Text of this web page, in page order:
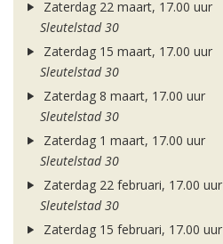
Zaterdag 22 maart, 17.00 uur
Sleutelstad 30
Zaterdag 15 maart, 17.00 uur
Sleutelstad 30
Zaterdag 8 maart, 17.00 uur
Sleutelstad 30
Zaterdag 1 maart, 17.00 uur
Sleutelstad 30
Zaterdag 22 februari, 17.00 uur
Sleutelstad 30
Zaterdag 15 februari, 17.00 uur